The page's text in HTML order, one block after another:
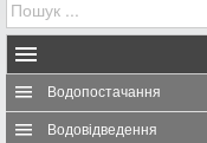
Водопостачання
Водовідведення